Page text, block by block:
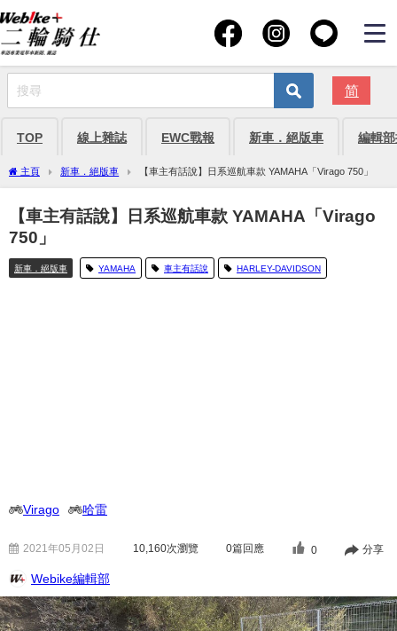
简
TOP 線上雜誌 EWC戰報 新車．絕版車 編輯
主頁 新車．絕版車 【車主有話說】日系巡航車款 YAMAHA「Virago 750」
【車主有話說】日系巡航車款 YAMAHA「Virago
750」
新車．絕版車 YAMAHA 車主有話說 HARLEY-DAVIDSON
Virago 哈雷
2021年05月02日 10,160次瀏覽 0篇回應 0 分享
Webike編輯部